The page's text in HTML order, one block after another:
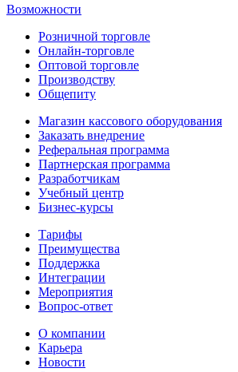
Возможности
Розничной торговле
Онлайн-торговле
Оптовой торговле
Производству
Общепиту
Магазин кассового оборудования
Заказать внедрение
Реферальная программа
Партнерская программа
Разработчикам
Учебный центр
Бизнес‑курсы
Тарифы
Преимущества
Поддержка
Интеграции
Мероприятия
Вопрос-ответ
О компании
Карьера
Новости